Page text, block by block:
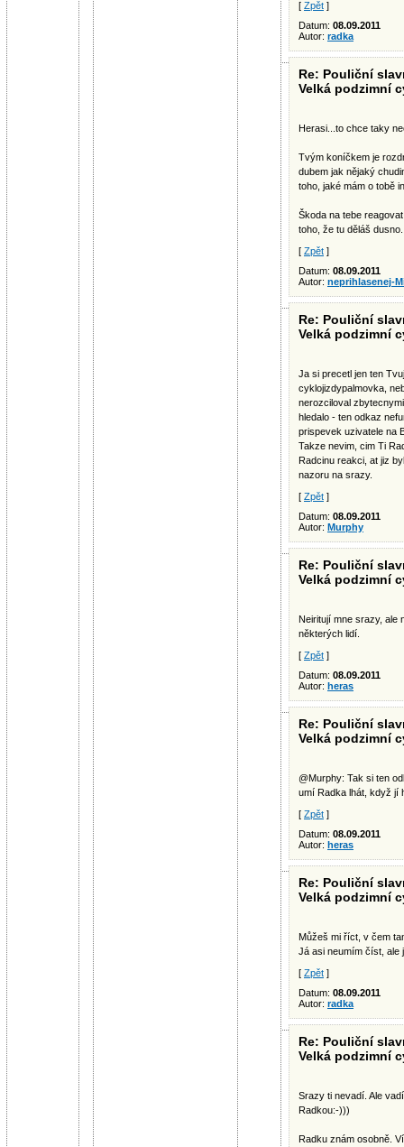
[ Zpět ]
Datum: 08.09.2011
Autor: radka
Re: Pouliční
Velká podzimní
Herasi...to chce taky
Tvým koníčkem je
dubem jak nějaký
toho, jaké mám o tobě
Škoda na tebe
toho, že tu děláš
[ Zpět ]
Datum: 08.09.2011
Autor: neprihlasenej-
Re: Pouliční
Velká podzimní
Ja si precetl jen ten
cyklojizdypalmovka,
nerozciloval
hledalo - ten odkaz
prispevek uzivatele na
Takze nevim, cim Ti
Radcinu reakci, at jiz
nazoru na srazy.
[ Zpět ]
Datum: 08.09.2011
Autor: Murphy
Re: Pouliční
Velká podzimní
Neiritují mne srazy, ale
některých lidí.
[ Zpět ]
Datum: 08.09.2011
Autor: heras
Re: Pouliční
Velká podzimní
@Murphy: Tak si ten
umí Radka lhát, když jí
[ Zpět ]
Datum: 08.09.2011
Autor: heras
Re: Pouliční
Velká podzimní
Můžeš mi říct, v čem
Já asi neumím číst, ale
[ Zpět ]
Datum: 08.09.2011
Autor: radka
Re: Pouliční
Velká podzimní
Srazy ti nevadí. Ale
Radkou:-)))
Radku znám osobně.